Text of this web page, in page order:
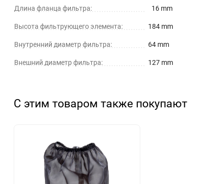
Длина фланца фильтра: 16 mm
Высота фильтрующего элемента: 184 mm
Внутренний диаметр фильтра: 64 mm
Внешний диаметр фильтра: 127 mm
С этим товаром также покупают